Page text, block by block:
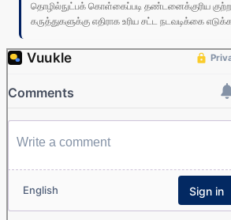
தொழில்நுட்பக் கொள்கைப்படி தண்டனைக்குரிய
கருத்துகளுக்கு எதிராக உரிய சட்ட நடவடிக்கை